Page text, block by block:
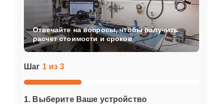
Шаг 1 из 3
1. Выберите Ваше устройство
Отвечайте на вопросы, чтобы получить
расчет стоимости и сроков